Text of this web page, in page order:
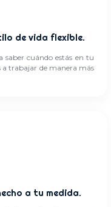
de vida flexible.
saber cuándo estás en tu
trabajar de manera más
a tu medida.